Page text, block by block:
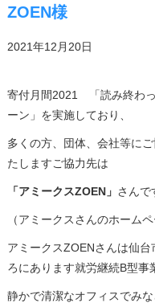
ZOEN様
2021年12月20日
寄付月間2021 「読み終わ
ーン」を実施しており、
多くの方、団体、会社等に
たしますご協力先は
「アミークスZOEN」 さんで
（アミークスさんのホーム
アミークスZOENさんは仙
ろにあります就労継続B型事
静かで清潔なオフィスでみ